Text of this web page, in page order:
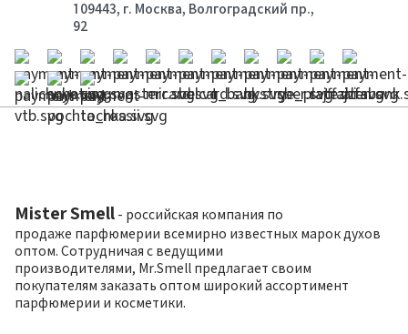
109443, г. Москва, Волгоградский пр.,
92
Mister Smell - российская компания по
продаже парфюмерии всемирно известных марок духов
оптом. Сотрудничая с ведущими
производителями, Mr.Smell предлагает своим
покупателям заказать оптом широкий ассортимент
парфюмерии и косметики.